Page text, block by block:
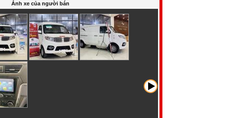
Ảnh xe của người bán